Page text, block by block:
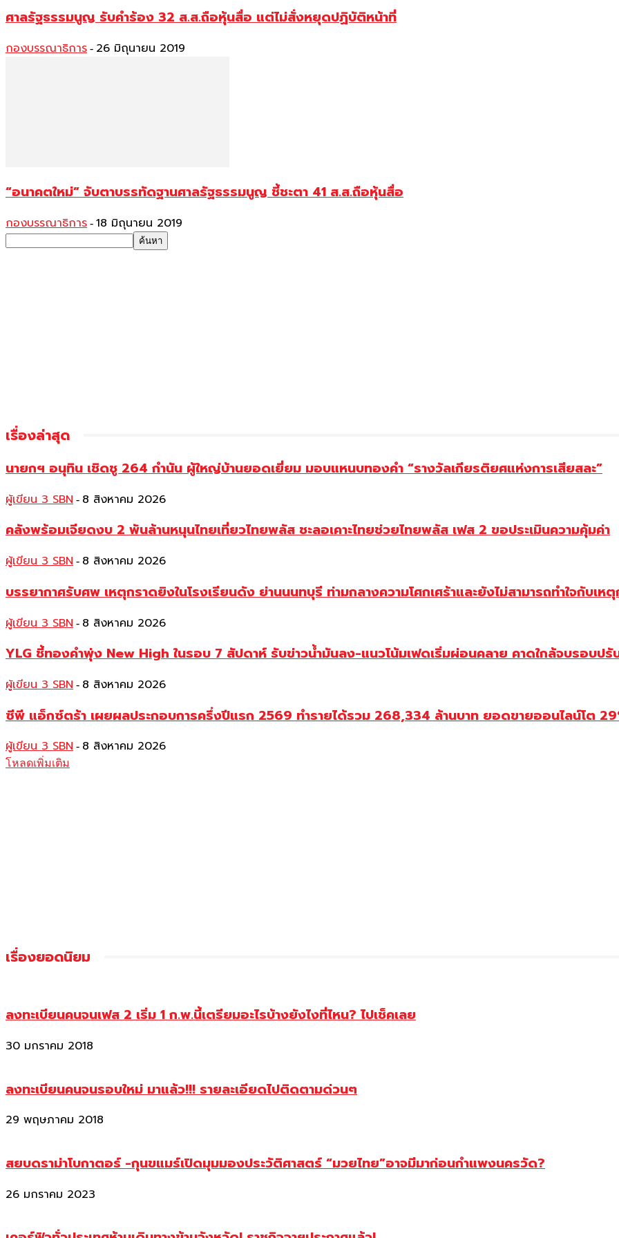
ศาลรัฐธรรมนูญ รับคำร้อง 32 ส.ส.ถือหุ้นสื่อ แต่ไม่สั่งหยุดปฏิบัติหน้าที่
กองบรรณาธิการ - 26 มิถุนายน 2019
“อนาคตใหม่” จับตาบรรทัดฐานศาลรัฐธรรมนูญ ชี้ชะตา 41 ส.ส.ถือหุ้นสื่อ
กองบรรณาธิการ - 18 มิถุนายน 2019
เรื่องล่าสุด
นายกฯ อนุทิน เชิดชู 264 กำนัน ผู้ใหญ่บ้านยอดเยี่ยม มอบแหนบทองคำ “รางวัลเกียรติยศแห่งการเสียสละ”
ผู้เขียน 3 SBN - 8 สิงหาคม 2026
คลังพร้อมเจียดงบ 2 พันล้านหนุนไทยเที่ยวไทยพลัส ชะลอเคาะไทยช่วยไทยพลัส เฟส 2 ขอประเมินความคุ้มค่า
ผู้เขียน 3 SBN - 8 สิงหาคม 2026
บรรยากาศรับศพ เหตุกราดยิงในโรงเรียนดัง ย่านนนทบุรี ท่ามกลางความโศกเศร้าและยังไม่สามารถทำใจกับเห
ผู้เขียน 3 SBN - 8 สิงหาคม 2026
YLG ชี้ทองคำพุ่ง New High ในรอบ 7 สัปดาห์ รับข่าวน้ำมันลง-แนวโน้มเฟดเริ่มผ่อนคลาย คาดใกล้จบรอบปรั
ผู้เขียน 3 SBN - 8 สิงหาคม 2026
ซีพี แอ็กซ์ตร้า เผยผลประกอบการครึ่งปีแรก 2569 ทำรายได้รวม 268,334 ล้านบาท ยอดขายออนไลน์โต
ผู้เขียน 3 SBN - 8 สิงหาคม 2026
โหลดเพิ่มเติม
เรื่องยอดนิยม
ลงทะเบียนคนจนเฟส 2 เริ่ม 1 ก.พ.นี้เตรียมอะไรบ้างยังไงที่ไหน? ไปเช็คเลย
30 มกราคม 2018
ลงทะเบียนคนจนรอบใหม่ มาแล้ว!!! รายละเอียดไปติดตามด่วนๆ
29 พฤษภาคม 2018
สยบดราม่าโบกาตอร์ -กุนขแมร์เปิดมุมมองประวัติศาสตร์ “มวยไทย”อาจมีมาก่อนกำแพงนครวัด?
26 มกราคม 2023